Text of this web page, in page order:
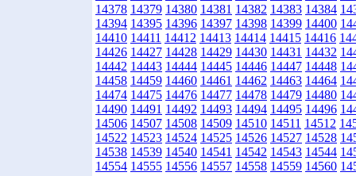
14378 14379 14380 14381 14382 14383 14384
14394 14395 14396 14397 14398 14399 14400
14410 14411 14412 14413 14414 14415 14416
14426 14427 14428 14429 14430 14431 14432
14442 14443 14444 14445 14446 14447 14448
14458 14459 14460 14461 14462 14463 14464
14474 14475 14476 14477 14478 14479 14480
14490 14491 14492 14493 14494 14495 14496
14506 14507 14508 14509 14510 14511 14512
14522 14523 14524 14525 14526 14527 14528
14538 14539 14540 14541 14542 14543 14544
14554 14555 14556 14557 14558 14559 14560